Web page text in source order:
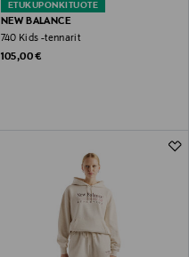
ETUKUPONKITUOTE
NEW BALANCE
740 Kids -tennarit
Original Price
105,00 €